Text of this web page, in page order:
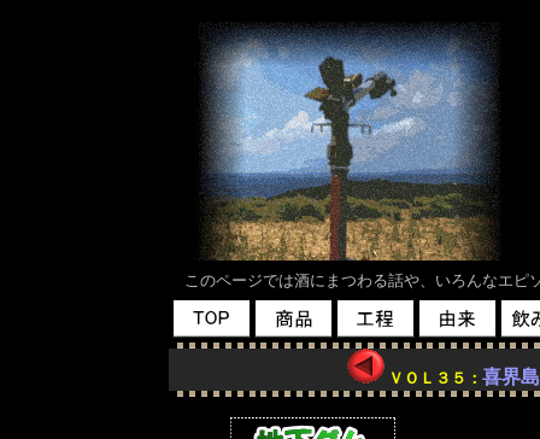
このページでは酒にまつわる話や、いろんなエピ
ＶＯＬ３５： 喜界